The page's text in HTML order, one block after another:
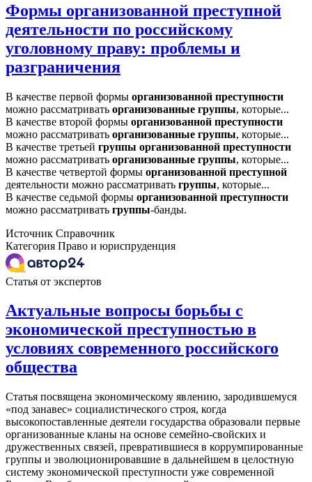
Формы организованной преступной
деятельности по российскому
уголовному праву: проблемы и
разграничения
В качестве первой формы организованной преступности
можно рассматривать организованные группы, которые...
В качестве второй формы организованной преступности
можно рассматривать организованные группы, которые...
В качестве третьей группы организованной преступности
можно рассматривать организованные группы, которые...
В качестве четвертой формы организованной преступной
деятельности можно рассматривать группы, которые...
В качестве седьмой формы организованной преступности
можно рассматривать группы-банды.
Источник Справочник
Категория Право и юриспруденция
Статья от экспертов
Актуальные вопросы борьбы с
экономической преступностью в
условиях современного российского
общества
Статья посвящена экономическому явлению, зародившемуся
«под занавес» социалистического строя, когда
высокопоставленные деятели государства образовали первые
организованные кланы на основе семейно-свойских и
дружественных связей, превратившиеся в коррумпированные
группы и эволюционировавшие в дальнейшем в целостную
систему экономической преступности уже современной